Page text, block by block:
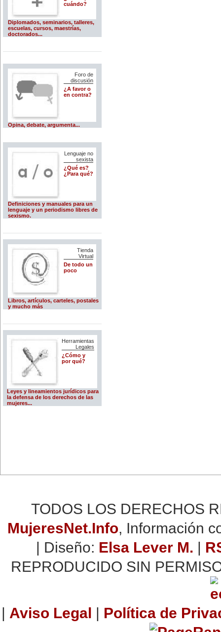
cuándo?
Diplomados, seminarios, talleres,
escuelas, cursos, maestrías,
doctorados...
Foro de
discusión
¿A favor o
en contra?
Opina, debate, argumenta...
Lenguaje no
sexista
¿Qué es?
¿Para qué?
Definiciones y manuales para un
lenguaje y un periodismo libres de
sexismo.
Tienda
Virtual
De todo un
poco
Libros, artículos, carteles, postales
y mucho más
Herramientas
Legales
¿Cómo y
por qué?
Leyes y lineamientos jurídicos para
la defensa de los derechos de las
mujeres...
TODOS LOS DERECHOS
MujeresNet.Info, Información
| Diseño: Elsa Lever M. |
REPRODUCIDO SIN
| Aviso Legal | Política de